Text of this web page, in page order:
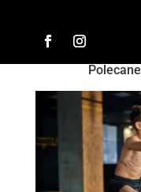
Polecane